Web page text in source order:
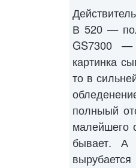
В 520 —
GS7300
картинка
то в
полныый
малейшего
бывает. А